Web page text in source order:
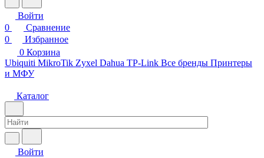
Войти
0
Сравнение
0
Избранное
0 Корзина
Ubiquiti MikroTik Zyxel Dahua TP-Link Все бренды Принтеры
и МФУ
Каталог
Войти